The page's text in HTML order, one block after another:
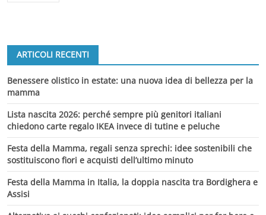
ARTICOLI RECENTI
Benessere olistico in estate: una nuova idea di bellezza per la
mamma
Lista nascita 2026: perché sempre più genitori italiani
chiedono carte regalo IKEA invece di tutine e peluche
Festa della Mamma, regali senza sprechi: idee sostenibili che
sostituiscono fiori e acquisti dell’ultimo minuto
Festa della Mamma in Italia, la doppia nascita tra Bordighera e
Assisi